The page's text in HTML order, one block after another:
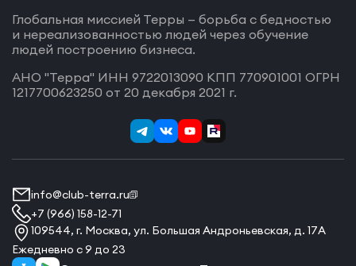
Глобальная миссией Терры — борьба с бедностью
и нереализованностью людей через обучение
людей построению бизнеса.
АНО "Терра" ИНН 9722013090 КПП 770901001 ОГРН
1217700623250 от 20 декабря 2021 г.
info@club-terra.ru
+7 (966) 158-12-71
109544, г. Москва, ул. Большая Андроньевская, д. 17А
Ежедневно с 9 до 23